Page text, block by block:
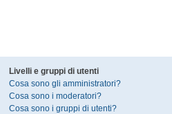
Livelli e gruppi di utenti
Cosa sono gli amministratori?
Cosa sono i moderatori?
Cosa sono i gruppi di utenti?